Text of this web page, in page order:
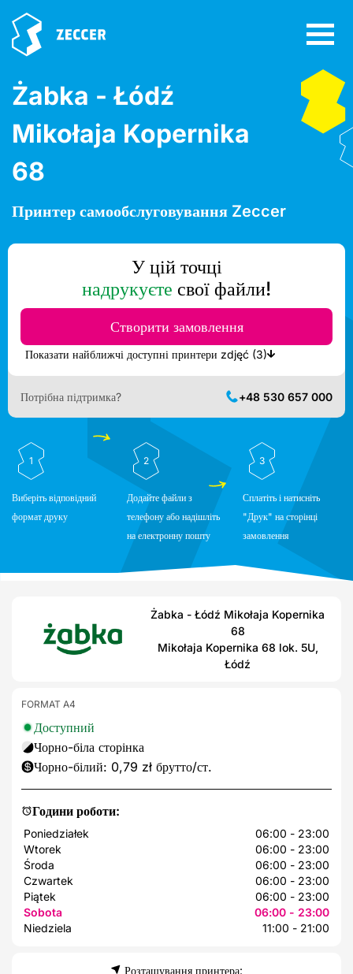
Żabka - Łódź
Mikołaja Kopernika
68
Принтер самообслуговування Zeccer
У цій точці
надрукуєте свої файли!
Створити замовлення
Показати найближчі доступні принтери zdjęć (3)
Потрібна підтримка? +48 530 657 000
1
Виберіть відповідний
формат друку
2
Додайте файли з
телефону або надішліть
на електронну пошту
3
Сплатіть і натисніть
"Друк" на сторінці
замовлення
Żabka - Łódź Mikołaja Kopernika
68
Mikołaja Kopernika 68 lok. 5U,
Łódź
Години роботи:
Poniedziałek
06:00 - 23:00
Wtorek
06:00 - 23:00
Środa
06:00 - 23:00
Czwartek
06:00 - 23:00
Piątek
06:00 - 23:00
Sobota
06:00 - 23:00
Niedziela
11:00 - 21:00
FORMAT A4
Доступний
Чорно-біла сторінка
Чорно-білий: 0,79 zł брутто/ст.
Розташування принтера: